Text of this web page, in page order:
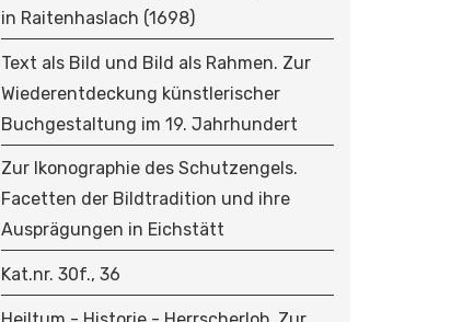
in Raitenhaslach (1698)
Text als Bild und Bild als Rahmen. Zur
Wiederentdeckung künstlerischer
Buchgestaltung im 19. Jahrhundert
Zur Ikonographie des Schutzengels.
Facetten der Bildtradition und ihre
Ausprägungen in Eichstätt
Kat.nr. 30f., 36